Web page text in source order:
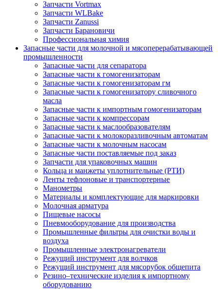
Запчасти Vortmax
Запчасти WLBake
Запчасти Zanussi
Запчасти Барановичи
Профессиональная химия
Запасные части для молочной и мясоперерабатывающей
промышленности
Запасные части для сепаратора
Запасные части к гомогенизаторам
Запасные части к гомогенизаторам гм
Запасные части к гомогенизатору сливочного
масла
Запасные части к импортным гомогенизаторам
Запасные части к компрессорам
Запасные части к маслообразователям
Запасные части к молокоразливочным автоматам
Запасные части к молочным насосам
Запасные части поставляемые под заказ
Запчасти для упаковочных машин
Кольца и манжеты уплотнительные (РТИ)
Ленты тефлоновые и транспортерные
Манометры
Материалы и комплектующие для маркировки
Молочная арматура
Пищевые насосы
Пневмооборудование для производства
Промышленные фильтры для очистки воды и
воздуха
Промышленные электронагреватели
Режущий инструмент для волчков
Режущий инструмент для мясорубок общепита
Резино–технические изделия к импортному
оборудованию